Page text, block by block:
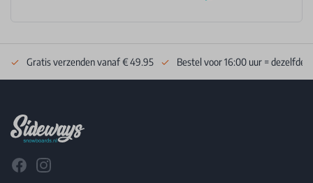
Gratis verzenden vanaf € 49.95 Bestel voor 16:00 uur = dezelfde
FacebookInstagram